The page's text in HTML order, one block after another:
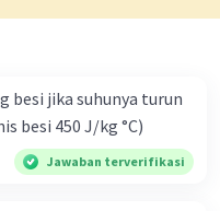
besi jika suhunya turun
besi 450 J/kg °C)
Jawaban terverifikasi